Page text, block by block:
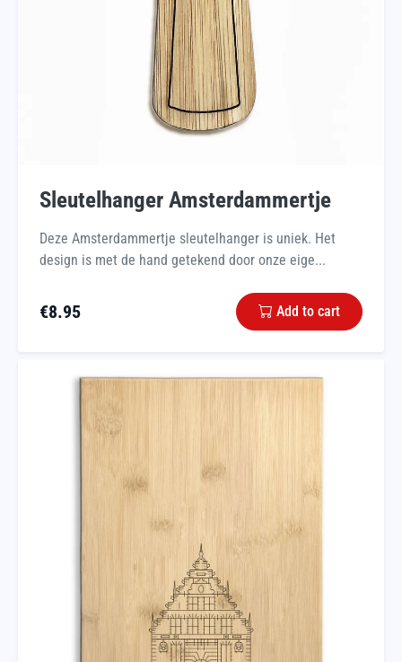
Sleutelhanger Amsterdammertje
Deze Amsterdammertje sleutelhanger is uniek. Het
design is met de hand getekend door onze eige...
€8.95 Add to cart